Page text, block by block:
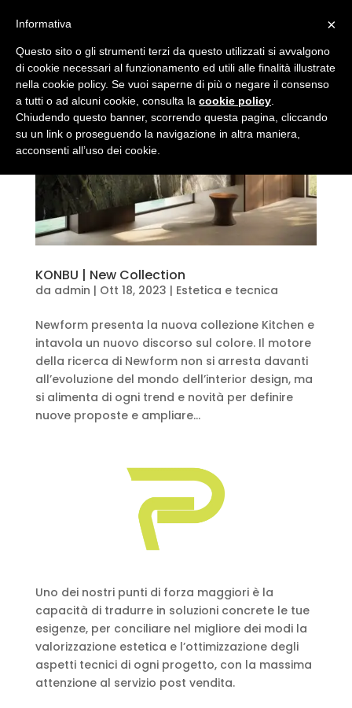
KONBU | New Collection
da admin | Ott 18, 2023 | Estetica e tecnica
Newform presenta la nuova collezione Kitchen e
intavola un nuovo discorso sul colore. Il motore
della ricerca di Newform non si arresta davanti
all’evoluzione del mondo dell’interior design, ma
si alimenta di ogni trend e novità per definire
nuove proposte e ampliare...
Uno dei nostri punti di forza maggiori è la
capacità di tradurre in soluzioni concrete le tue
esigenze, per conciliare nel migliore dei modi la
valorizzazione estetica e l’ottimizzazione degli
aspetti tecnici di ogni progetto, con la massima
attenzione al servizio post vendita.
×
Informativa
Questo sito o gli strumenti terzi da questo utilizzati si avvalgono
di cookie necessari al funzionamento ed utili alle finalità illustrate
nella cookie policy. Se vuoi saperne di più o negare il consenso
a tutti o ad alcuni cookie, consulta la cookie policy
Chiudendo questo banner, scorrendo questa pagina, cliccando
su un link o proseguendo la navigazione in altra maniera,
acconsenti all’uso dei cookie.